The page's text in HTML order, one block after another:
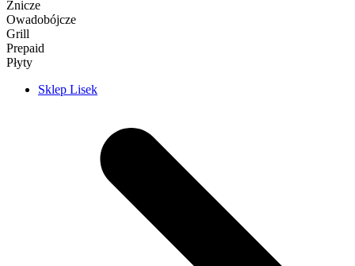
Znicze
Owadobójcze
Grill
Prepaid
Płyty
Sklep Lisek